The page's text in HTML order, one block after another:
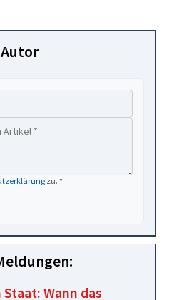
zu. *
Wann das